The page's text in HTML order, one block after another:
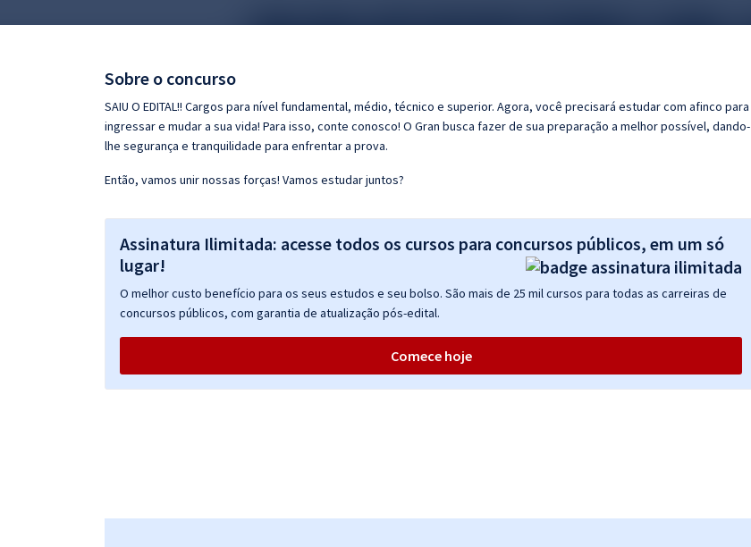
Questões grátis
Conteúdo gratuito
Sobre o concurso
SAIU O EDITAL!! Cargos para nível fundamental, médio, técnico e superior. Agora, você precisará estudar com afinco para
ingressar e mudar a sua vida! Para isso, conte conosco! O Gran busca fazer de sua preparação a melhor possível, dando-
lhe segurança e tranquilidade para enfrentar a prova.
Então, vamos unir nossas forças! Vamos estudar juntos?
Assinatura Ilimitada: acesse todos os cursos para concursos públicos, em um só
lugar!
O melhor custo benefício para os seus estudos e seu bolso. São mais de 25 mil cursos para todas as carreiras de
concursos públicos, com garantia de atualização pós-edital.
Comece hoje